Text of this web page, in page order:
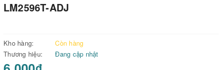
LM2596T-ADJ
Kho hàng:
Còn hàng
Thương hiệu:
Đang cập nhật